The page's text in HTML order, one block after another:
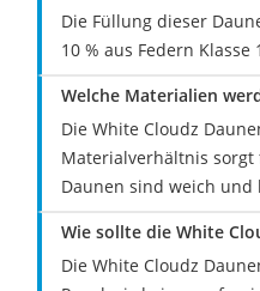
Die Füllung dieser
10 % aus Federn Klasse
Welche Materialien
Die White Cloudz
Materialverhältnis
Daunen sind weich
Wie sollte die White
Die White Cloudz